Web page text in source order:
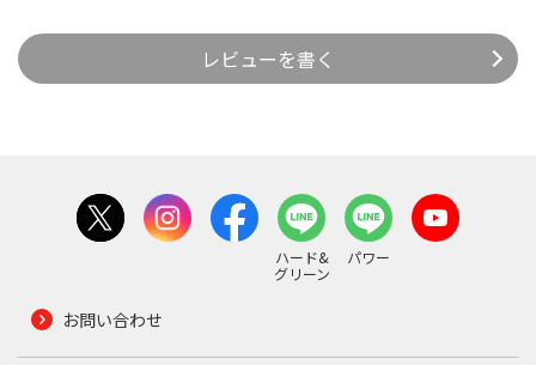
レビューを書く
ハード&
グリーン
パワー
お問い合わせ